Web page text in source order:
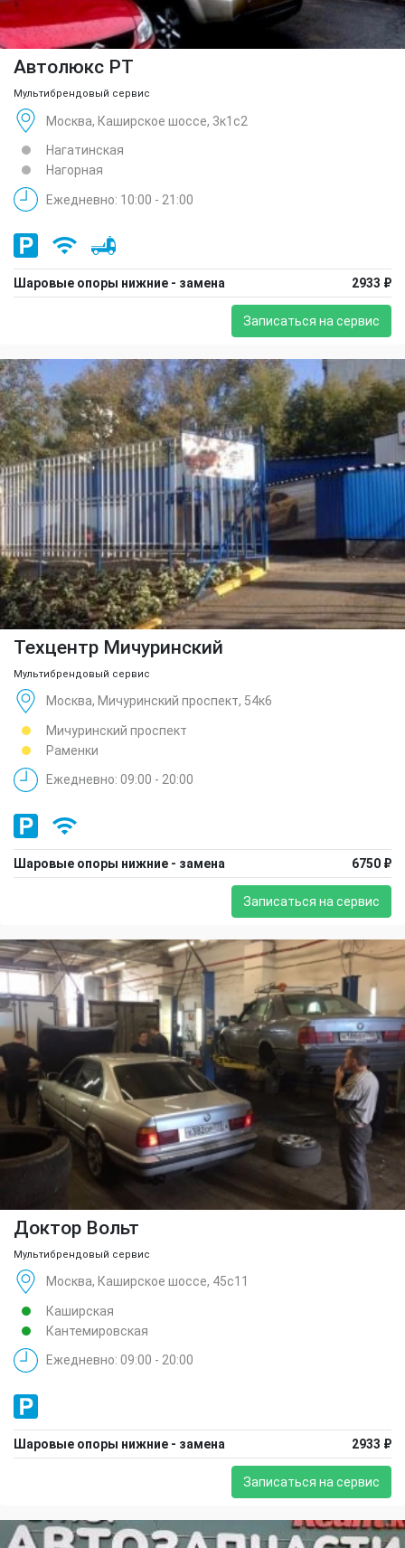
Автолюкс РТ
Мультибрендовый сервис
Москва, Каширское шоссе, 3к1с2
Нагатинская
Нагорная
Ежедневно: 10:00 - 21:00
Шаровые опоры нижние - замена 2933 ₽
Записаться на сервис
Техцентр Мичуринский
Мультибрендовый сервис
Москва, Мичуринский проспект, 54к6
Мичуринский проспект
Раменки
Ежедневно: 09:00 - 20:00
Шаровые опоры нижние - замена 6750 ₽
Записаться на сервис
Доктор Вольт
Мультибрендовый сервис
Москва, Каширское шоссе, 45с11
Каширская
Кантемировская
Ежедневно: 09:00 - 20:00
Шаровые опоры нижние - замена 2933 ₽
Записаться на сервис